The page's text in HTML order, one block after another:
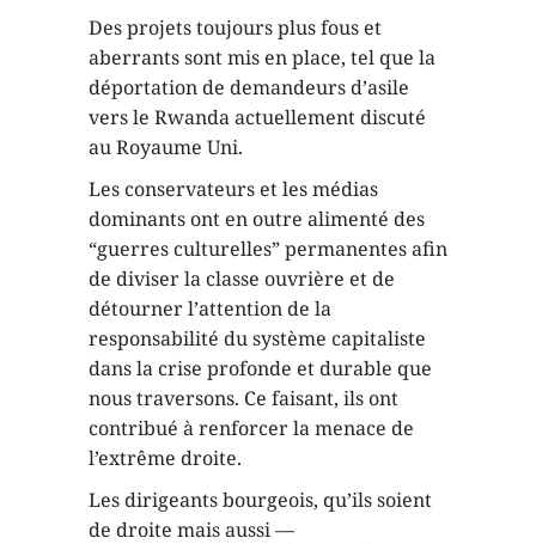
Des projets toujours plus fous et
aberrants sont mis en place, tel que la
déportation de demandeurs d’asile
vers le Rwanda actuellement discuté
au Royaume Uni.
Les conservateurs et les médias
dominants ont en outre alimenté des
“guerres culturelles” permanentes afin
de diviser la classe ouvrière et de
détourner l’attention de la
responsabilité du système capitaliste
dans la crise profonde et durable que
nous traversons. Ce faisant, ils ont
contribué à renforcer la menace de
l’extrême droite.
Les dirigeants bourgeois, qu’ils soient
de droite mais aussi —